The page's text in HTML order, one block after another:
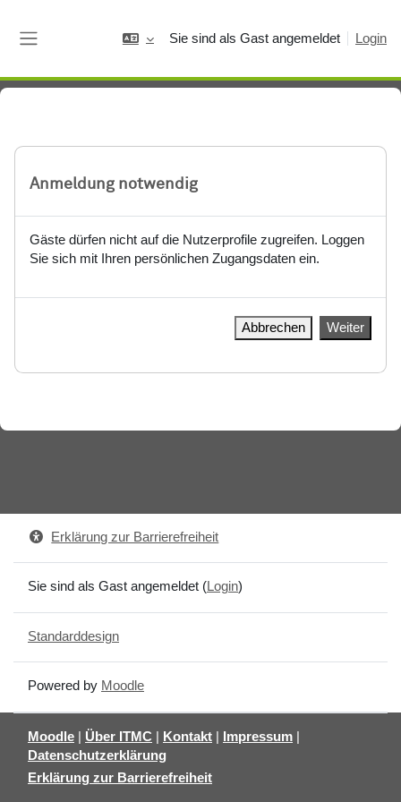
Sie sind als Gast angemeldet Login
Anmeldung notwendig
Gäste dürfen nicht auf die Nutzerprofile zugreifen. Loggen
Sie sich mit Ihren persönlichen Zugangsdaten ein.
Abbrechen Weiter
Erklärung zur Barrierefreiheit
Sie sind als Gast angemeldet (Login)
Standarddesign
Powered by Moodle
Moodle Über ITMC Kontakt Impressum
Datenschutzerklärung
Erklärung zur Barrierefreiheit